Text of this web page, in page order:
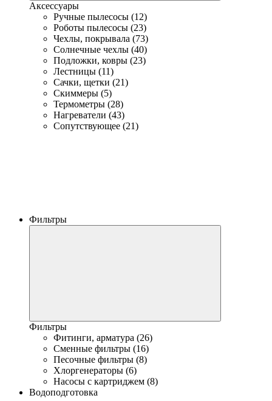
Аксессуары
Ручные пылесосы (12)
Роботы пылесосы (23)
Чехлы, покрывала (73)
Солнечные чехлы (40)
Подложки, ковры (23)
Лестницы (11)
Сачки, щетки (21)
Скиммеры (5)
Термометры (28)
Нагреватели (43)
Сопутствующее (21)
Фильтры
Фильтры
Фитинги, арматура (26)
Сменные фильтры (16)
Песочные фильтры (8)
Хлоргенераторы (6)
Насосы с картриджем (8)
Водоподготовка